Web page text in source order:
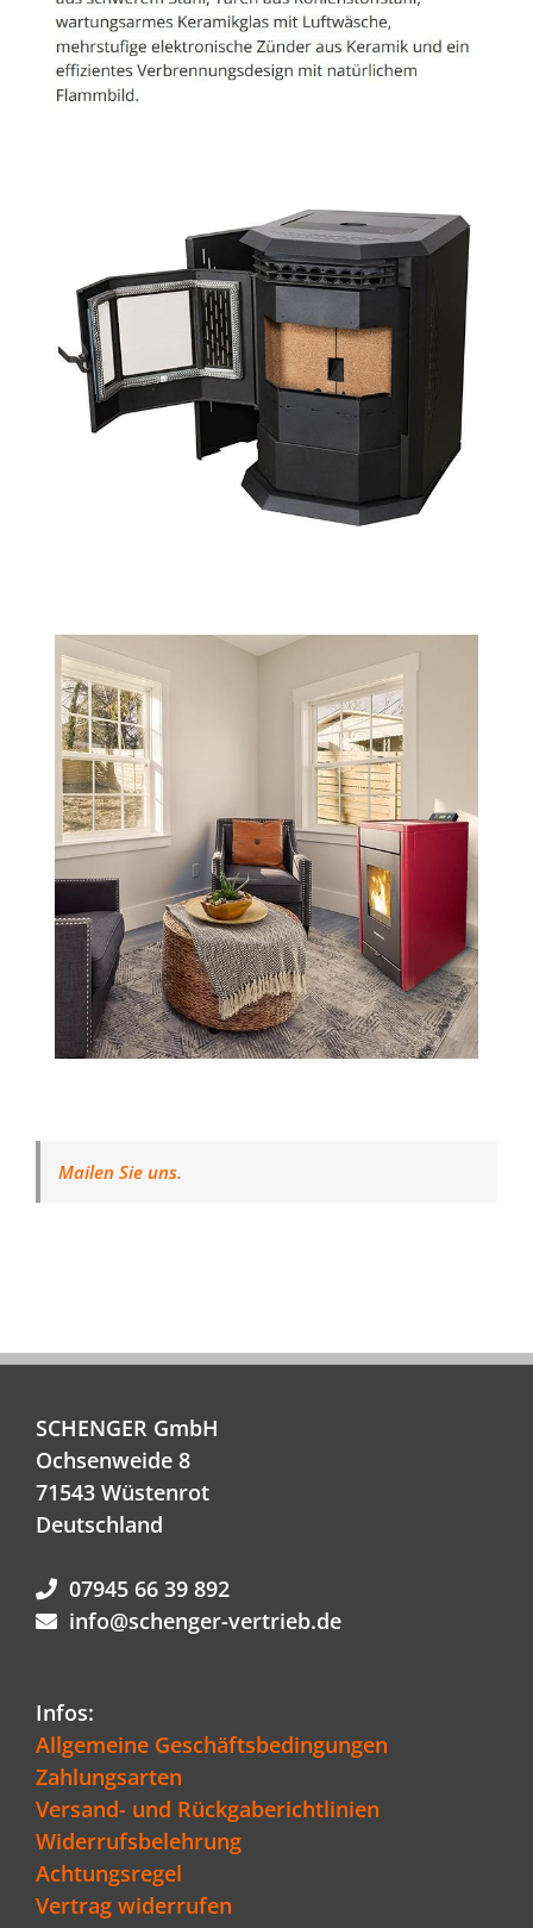
Mailen Sie uns.
SCHENGER GmbH
Ochsenweide 8
71543 Wüstenrot
Deutschland
07945 66 39 892
info@schenger-vertrieb.de
Infos:
Allgemeine Geschäftsbedingungen
Zahlungsarten
Versand- und Rückgaberichtlinien
Widerrufsbelehrung
Achtungsregel
Vertrag widerrufen